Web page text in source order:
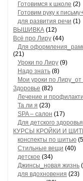
Готовимся к школе (2)
Готовим руку к
для развития речи (1)
ВЫШИВКА (12)
Всё про Лиру (44)
Для
(21)
Уроки по Лиру (9)
Надо знать (8)
Мои уроки по
Здоровье (82)
Лечение и
Та ли я (23)
SPA – салон (17)
Для детского здоровья
КУРСЫ КРОЙКИ И
конспекты по шитью
Стильные вещи (40)
детское (34)
Джинсы_новая жизнь
для вдохновения (23)